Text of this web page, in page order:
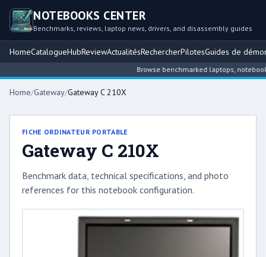
NOTEBOOKS CENTER
Benchmarks, reviews, laptop news, drivers, and disassembly guides
HomeCatalogueHubReviewActualitésRechercherPilotesGuides de
Browse benchmarked laptops,
Home/Gateway/Gateway C 210X
FICHE ORDINATEUR PORTABLE
Gateway C 210X
Benchmark data, technical specifications, and photo
references for this notebook configuration.